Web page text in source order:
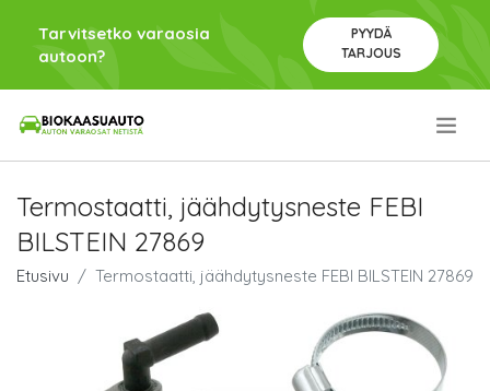
Tarvitsetko varaosia
autoon?
PYYDÄ
TARJOUS
Termostaatti, jäähdytysneste FEBI
BILSTEIN 27869
Etusivu Termostaatti, jäähdytysneste FEBI BILSTEIN 27869